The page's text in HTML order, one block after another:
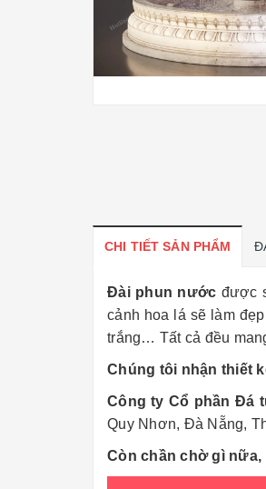
CHI TIẾT SẢN PHẨM
Đài phun nước được
cảnh hoa lá sẽ làm
trắng… Tất cả đều
Chúng tôi nhận thiết
Công ty Cổ phần Đá
Quy Nhơn, Đà Nẵng,
Còn chần chờ gì